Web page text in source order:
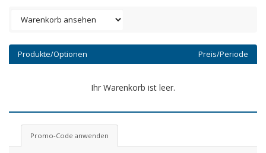
Produkte/Optionen Preis/Periode
Ihr Warenkorb ist leer.
Promo-Code anwenden